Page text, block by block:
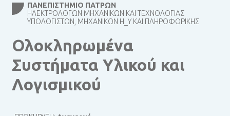
ΠΑΝΕΠΙΣΤΉΜΙΟ ΠΑΤΡΏΝ
ΗΛΕΚΤΡΟΛΌΓΩΝ ΜΗΧΑΝΙΚΏΝ ΚΑΙ ΤΕΧΝΟΛΟΓΊΑΣ
ΥΠΟΛΟΓΙΣΤΏΝ, ΜΗΧΑΝΙΚΏΝ Η_Υ ΚΑΙ ΠΛΗΡΟΦΟΡΙΚΉΣ
Ολοκληρωμένα
Συστήματα Υλικού και
Λογισμικού